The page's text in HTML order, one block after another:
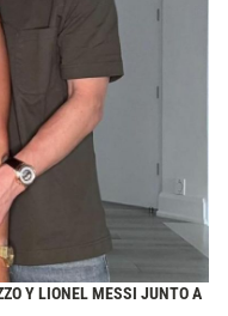
Y LIONEL MESSI JUNTO A